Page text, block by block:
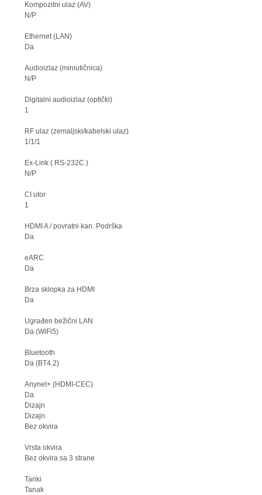
Kompozitni ulaz (AV)
N/P
Ethernet (LAN)
Da
Audioizlaz (miniutičnica)
N/P
Digitalni audioizlaz (optički)
1
RF ulaz (zemaljski/kabelski ulaz)
1/1/1
Ex-Link ( RS-232C )
N/P
CI utor
1
HDMI A / povratni kan. Podrška
Da
eARC
Da
Brza sklopka za HDMI
Da
Ugrađen bežični LAN
Da (WiFi5)
Bluetooth
Da (BT4.2)
Anynet+ (HDMI-CEC)
Da
Dizajn
Dizajn
Bez okvira
Vrsta okvira
Bez okvira sa 3 strane
Tanki
Tanak